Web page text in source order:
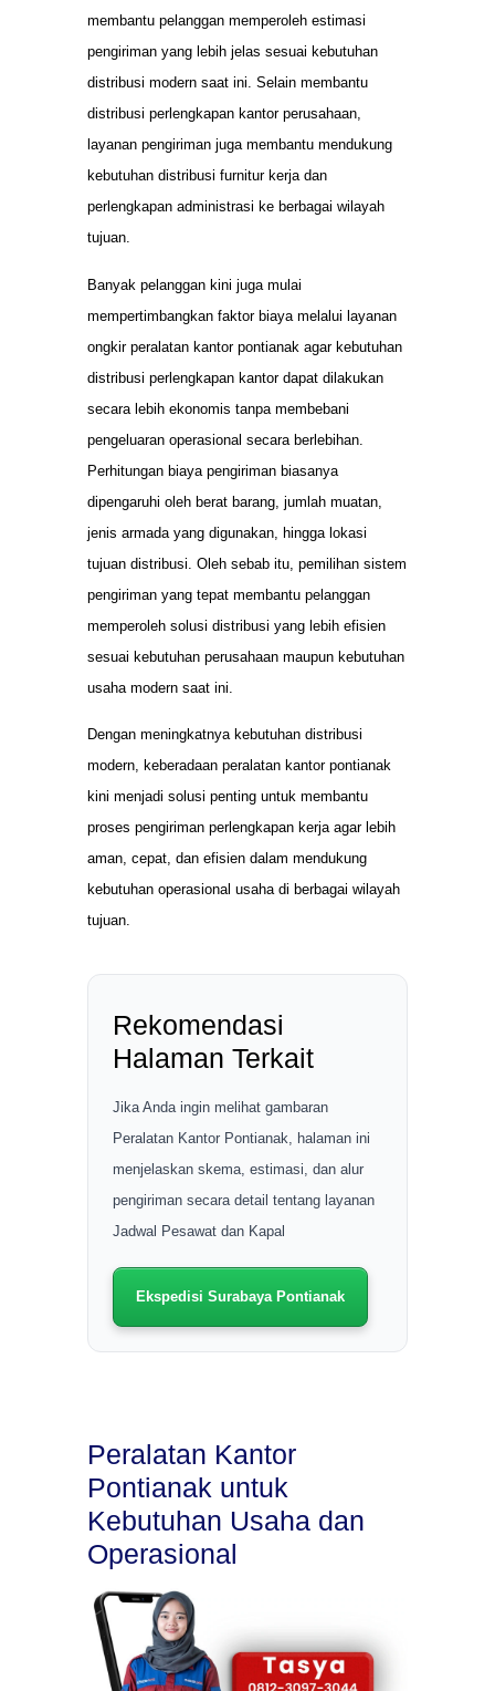
membantu pelanggan memperoleh estimasi
pengiriman yang lebih jelas sesuai kebutuhan
distribusi modern saat ini. Selain membantu
distribusi perlengkapan kantor perusahaan,
layanan pengiriman juga membantu mendukung
kebutuhan distribusi furnitur kerja dan
perlengkapan administrasi ke berbagai wilayah
tujuan.
Banyak pelanggan kini juga mulai
mempertimbangkan faktor biaya melalui layanan
ongkir peralatan kantor pontianak agar kebutuhan
distribusi perlengkapan kantor dapat dilakukan
secara lebih ekonomis tanpa membebani
pengeluaran operasional secara berlebihan.
Perhitungan biaya pengiriman biasanya
dipengaruhi oleh berat barang, jumlah muatan,
jenis armada yang digunakan, hingga lokasi
tujuan distribusi. Oleh sebab itu, pemilihan sistem
pengiriman yang tepat membantu pelanggan
memperoleh solusi distribusi yang lebih efisien
sesuai kebutuhan perusahaan maupun kebutuhan
usaha modern saat ini.
Dengan meningkatnya kebutuhan distribusi
modern, keberadaan peralatan kantor pontianak
kini menjadi solusi penting untuk membantu
proses pengiriman perlengkapan kerja agar lebih
aman, cepat, dan efisien dalam mendukung
kebutuhan operasional usaha di berbagai wilayah
tujuan.
Rekomendasi
Halaman Terkait
Jika Anda ingin melihat gambaran
Peralatan Kantor Pontianak, halaman ini
menjelaskan skema, estimasi, dan alur
pengiriman secara detail tentang layanan
Jadwal Pesawat dan Kapal
Ekspedisi Surabaya Pontianak
Peralatan Kantor
Pontianak untuk
Kebutuhan Usaha dan
Operasional